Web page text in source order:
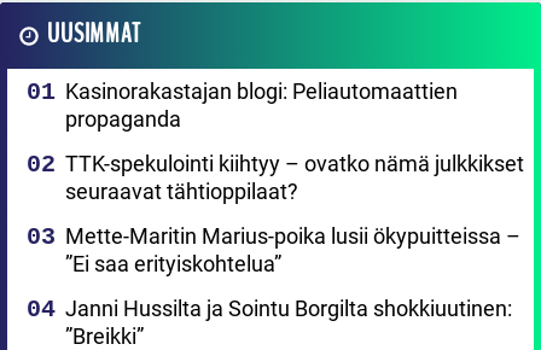
UUSIMMAT
Kasinorakastajan blogi: Peliautomaattien
propaganda
TTK-spekulointi kiihtyy – ovatko nämä julkkikset
seuraavat tähtioppilaat?
Mette-Maritin Marius-poika lusii ökypuitteissa –
”Ei saa erityiskohtelua”
Janni Hussilta ja Sointu Borgilta shokkiuutinen:
”Breikki”